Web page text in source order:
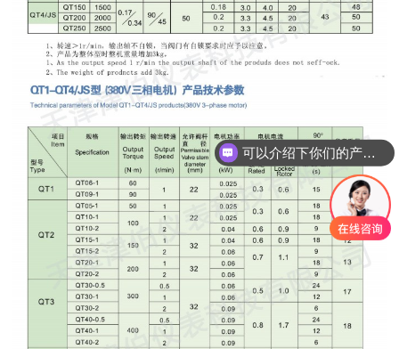
可以介绍下你们的产品么